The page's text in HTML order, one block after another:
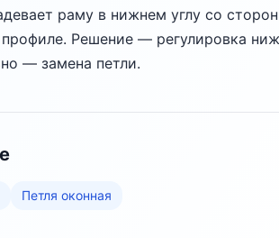
раму в нижнем углу со
Решение — регулировка
— замена петли.
Петля оконная